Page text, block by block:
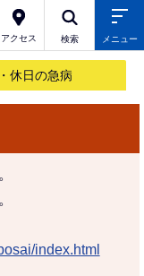
アクセス 検索 メニュー
休日の急病
index.html